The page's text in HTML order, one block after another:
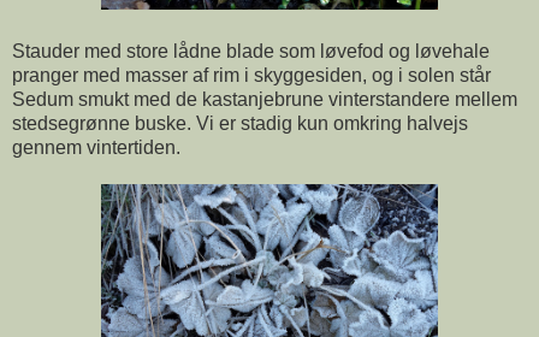
Stauder med store lådne blade som løvefod og løvehale
pranger med masser af rim i skyggesiden, og i solen står
Sedum smukt med de kastanjebrune vinterstandere mellem
stedsegrønne buske. Vi er stadig kun omkring halvejs
gennem vintertiden.